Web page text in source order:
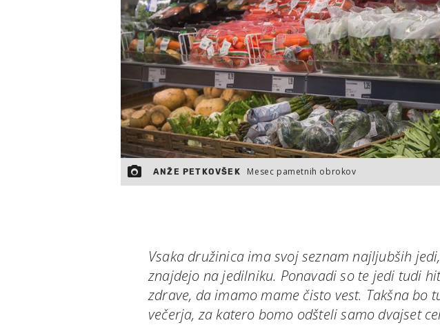
ANŽE PETKOVŠEK Mesec pametnih obrokov
Vsaka družinica ima svoj seznam najljubših
znajdejo na jedilniku. Ponavadi so te jedi tudi
zdrave, da imamo mame čisto vest. Takšna bo
večerja, za katero bomo odšteli samo dvajset